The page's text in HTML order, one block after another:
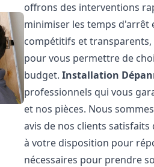
offrons des interventions
minimiser les temps
compétitifs et
pour vous permettre de
budget.Installation
professionnels qui vous
et nos pièces. Nous
avis de nos clients
à votre disposition pour
nécessaires pour prendre